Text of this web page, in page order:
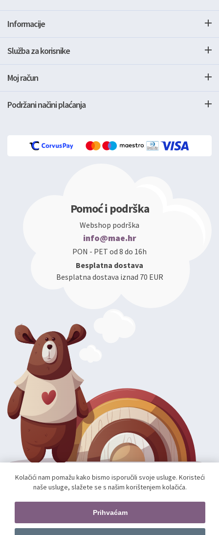
Informacije
Služba za korisnike
Moj račun
Podržani načini plaćanja
Pomoć i podrška
Webshop podrška
info@mae.hr
PON - PET od 8 do 16h
Besplatna dostava
Besplatna dostava iznad 70 EUR
Autorska prava; 2026 mae.hr. Sva prava pridržana.
Web shop izradio:unamente.agency
Pratite nas
Kolačići nam pomažu kako bismo isporučili svoje usluge. Koristeći
naše usluge, slažete se s našim korištenjem kolačića.
Prihvaćam